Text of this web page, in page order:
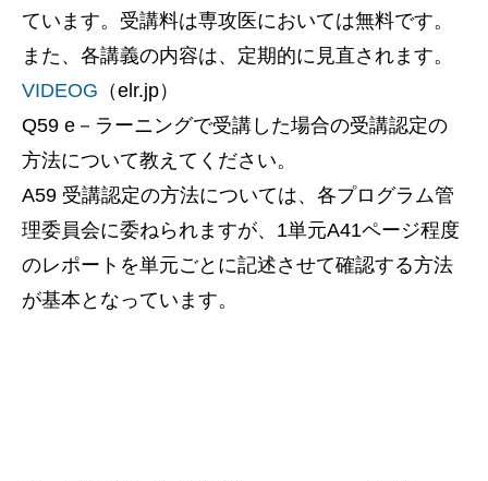
ています。受講料は専攻医においては無料です。
また、各講義の内容は、定期的に見直されます。
VIDEOG （elr.jp）
Q59 e－ラーニングで受講した場合の受講認定の
方法について教えてください。
A59 受講認定の方法については、各プログラム管
理委員会に委ねられますが、1単元A41ページ程度
のレポートを単元ごとに記述させて確認する方法
が基本となっています。